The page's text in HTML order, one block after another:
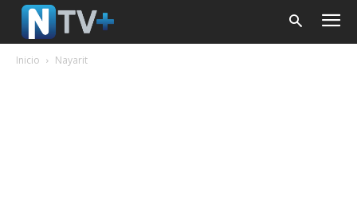
Inicio Nayarit